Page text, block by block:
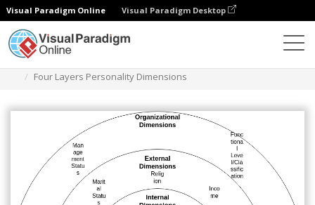
Visual Paradigm Online Visual Paradigm Desktop
Four Layers Personality Dimensions